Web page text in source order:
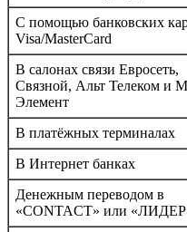
С помощью банковских
Visa/MasterCard
В салонах связи Евросеть,
Связной, Альт Телеком и
Элемент
В платёжных терминалах
В Интернет банках
Денежным переводом в
«CONTACT» или